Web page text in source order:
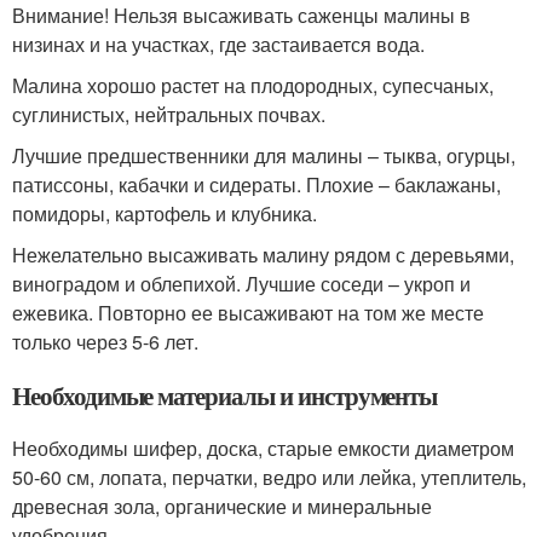
Внимание! Нельзя высаживать саженцы малины в
низинах и на участках, где застаивается вода.
Малина хорошо растет на плодородных, супесчаных,
суглинистых, нейтральных почвах.
Лучшие предшественники для малины – тыква, огурцы,
патиссоны, кабачки и сидераты. Плохие – баклажаны,
помидоры, картофель и клубника.
Нежелательно высаживать малину рядом с деревьями,
виноградом и облепихой. Лучшие соседи – укроп и
ежевика. Повторно ее высаживают на том же месте
только через 5-6 лет.
Необходимые материалы и инструменты
Необходимы шифер, доска, старые емкости диаметром
50-60 см, лопата, перчатки, ведро или лейка, утеплитель,
древесная зола, органические и минеральные